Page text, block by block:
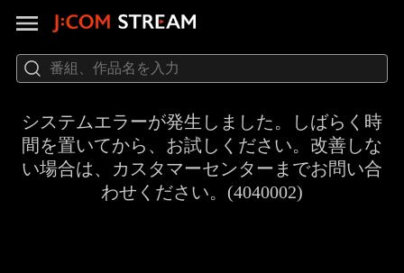
システムエラーが発生しました。しばらく時
間を置いてから、お試しください。改善しな
い場合は、カスタマーセンターまでお問い合
わせください。(4040002)